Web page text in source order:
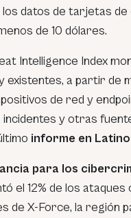
datos de tarjetas
de 10 dólares.
Intelligence Index
a partir de
de red y
y otras
informe en
para los
el 12% de los ataques
de X-Force, la región